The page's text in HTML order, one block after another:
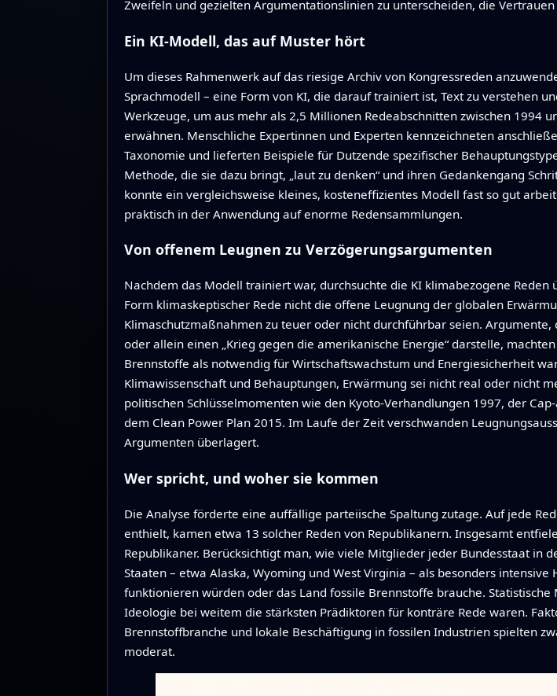
Zweifeln und gezielten Argumentationslinien zu unterscheiden, die
Ein KI‑Modell, das auf Muster hört
Um dieses Rahmenwerk auf das riesige Archiv von Kongressreden
Sprachmodell – eine Form von KI, die darauf trainiert ist, Text zu verstehen
Werkzeuge, um aus mehr als 2,5 Millionen Redeabschnitten zwischen 1994
erwähnen. Menschliche Expertinnen und Experten kennzeichneten
Taxonomie und lieferten Beispiele für Dutzende spezifischer
Methode, die sie dazu bringt, „laut zu denken“ und ihren Gedankengang
konnte ein vergleichsweise kleines, kosteneffizientes Modell fast so gut
praktisch in der Anwendung auf enorme Redensammlungen.
Von offenem Leugnen zu Verzögerungsargumenten
Nachdem das Modell trainiert war, durchsuchte die KI klimabezogene
Form klimaskeptischer Rede nicht die offene Leugnung der globalen
Klimaschutzmaßnahmen zu teuer oder nicht durchführbar seien.
oder allein einen „Krieg gegen die amerikanische Energie“ darstelle,
Brennstoffe als notwendig für Wirtschaftswachstum und Energiesicherheit
Klimawissenschaft und Behauptungen, Erwärmung sei nicht real oder nicht
politischen Schlüsselmomenten wie den Kyoto-Verhandlungen 1997, der
dem Clean Power Plan 2015. Im Laufe der Zeit verschwanden
Argumenten überlagert.
Wer spricht, und woher sie kommen
Die Analyse förderte eine auffällige parteiische Spaltung zutage. Auf jede
enthielt, kamen etwa 13 solcher Reden von Republikanern. Insgesamt
Republikaner. Berücksichtigt man, wie viele Mitglieder jeder Bundesstaat in
Staaten – etwa Alaska, Wyoming und West Virginia – als besonders
funktionieren würden oder das Land fossile Brennstoffe brauche.
Ideologie bei weitem die stärksten Prädiktoren für konträre Rede waren.
Brennstoffbranche und lokale Beschäftigung in fossilen Industrien spielten
moderat.